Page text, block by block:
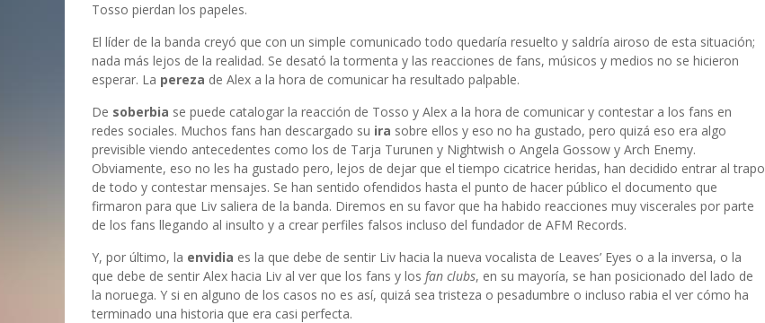
Tosso pierdan los papeles.
El líder de la banda creyó que con un simple comunicado todo quedaría resuelto y saldría airoso de esta situación;
nada más lejos de la realidad. Se desató la tormenta y las reacciones de fans, músicos y medios no se hicieron
esperar. La pereza de Alex a la hora de comunicar ha resultado palpable.
De soberbia se puede catalogar la reacción de Tosso y Alex a la hora de comunicar y contestar a los fans en
redes sociales. Muchos fans han descargado su ira sobre ellos y eso no ha gustado, pero quizá eso era algo
previsible viendo antecedentes como los de Tarja Turunen y Nightwish o Angela Gossow y Arch Enemy.
Obviamente, eso no les ha gustado pero, lejos de dejar que el tiempo cicatrice heridas, han decidido entrar al trapo
de todo y contestar mensajes. Se han sentido ofendidos hasta el punto de hacer público el documento que
firmaron para que Liv saliera de la banda. Diremos en su favor que ha habido reacciones muy viscerales por parte
de los fans llegando al insulto y a crear perfiles falsos incluso del fundador de AFM Records.
Y, por último, la envidia es la que debe de sentir Liv hacia la nueva vocalista de Leaves’ Eyes o a la inversa, o la
que debe de sentir Alex hacia Liv al ver que los fans y los fan clubs, en su mayoría, se han posicionado del lado de
la noruega. Y si en alguno de los casos no es así, quizá sea tristeza o pesadumbre o incluso rabia el ver cómo ha
terminado una historia que era casi perfecta.